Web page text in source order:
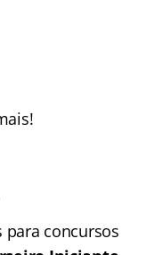
para concursos